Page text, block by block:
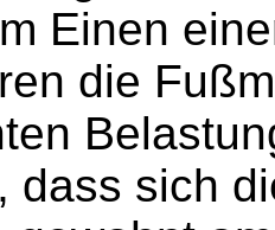
Einen
die
dass sich